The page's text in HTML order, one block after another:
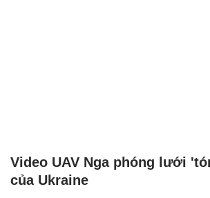
Video UAV Nga phóng lưới
của Ukraine